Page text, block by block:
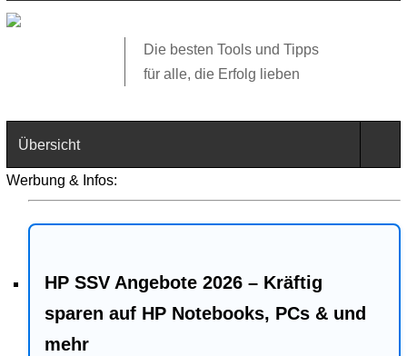
Die besten Tools und Tipps
für alle, die Erfolg lieben
Übersicht
Technik
Web
Business
Werbung & Infos:
HP SSV Angebote 2026 – Kräftig
sparen auf HP Notebooks, PCs & und
mehr